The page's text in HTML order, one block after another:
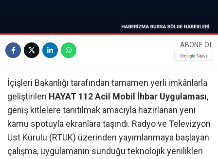
ABONE OL
İçişleri Bakanlığı tarafından tamamen yerli imkânlarla
geliştirilen HAYAT 112 Acil Mobil İhbar Uygulaması,
geniş kitlelere tanıtılmak amacıyla hazırlanan yeni
kamu spotuyla ekranlara taşındı. Radyo ve Televizyon
Üst Kurulu (RTÜK) üzerinden yayımlanmaya başlayan
çalışma, uygulamanın sunduğu teknolojik yenilikleri